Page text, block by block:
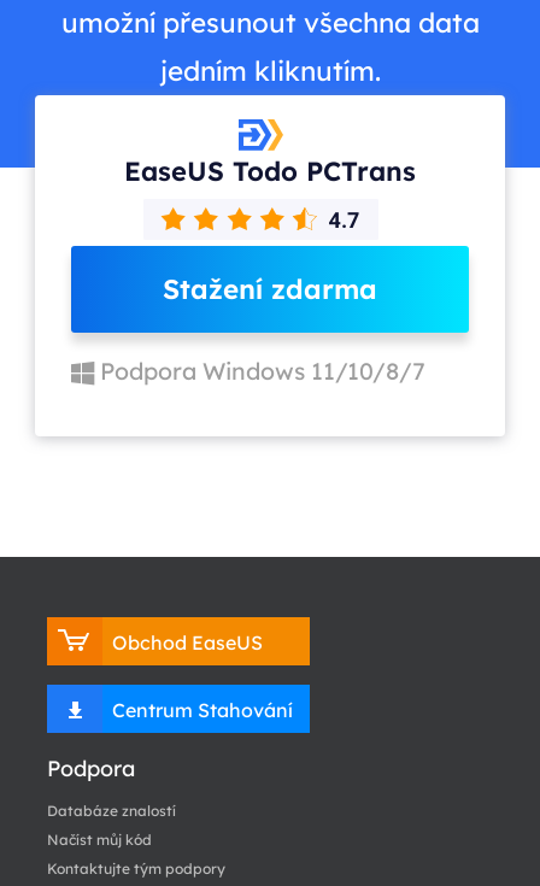
umožní přesunout všechna data
jedním kliknutím.
EaseUS Todo PCTrans
Stažení zdarma
Podpora Windows 11/10/8/7
Obchod EaseUS
Centrum Stahování
Podpora
Databáze znalostí
Načíst můj kód
Kontaktujte tým podpory